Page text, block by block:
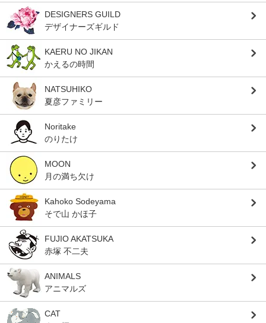
DESIGNERS GUILD
デザイナーズギルド
KAERU NO JIKAN
かえるの時間
NATSUHIKO
夏彦ファミリー
Noritake
のりたけ
MOON
月の満ち欠け
Kahoko Sodeyama
そで山 かほ子
FUJIO AKATSUKA
赤塚 不二夫
ANIMALS
アニマルズ
CAT